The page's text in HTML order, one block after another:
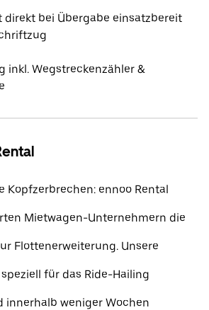
direkt bei Übergabe einsatzbereit
inkl. Wegstreckenzähler &
Kopfzerbrechen: ennoo Rental
Mietwagen-Unternehmern die
Flottenerweiterung. Unsere
für das Ride-Hailing
innerhalb weniger Wochen